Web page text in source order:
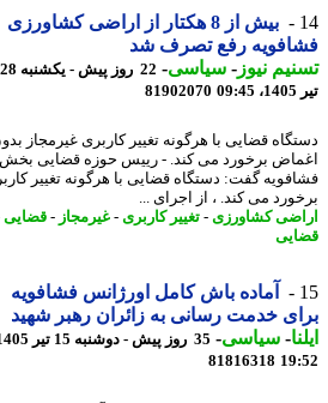
بیش از 8 هکتار از اراضی کشاورزی
رفع تصرف شد
نیوز-سیاسی-
22 روز پیش - یکشنبه 28
81902070
قضایی با هرگونه تغییر کاربری غیرمجاز بدون
برخورد می کند. - رییس حوزه قضایی بخش
گفت: دستگاه قضایی با هرگونه تغییر کاربری
می کند. ، از اجرای ...
کشاورزی- تغییر کاربری - غیرمجاز-قضایی-
آماده باش کامل اورژانس فشافویه
خدمت رسانی به زائران رهبر شهید
-سیاسی-
35 روز پیش - دوشنبه 15 تیر 1405،
81816318